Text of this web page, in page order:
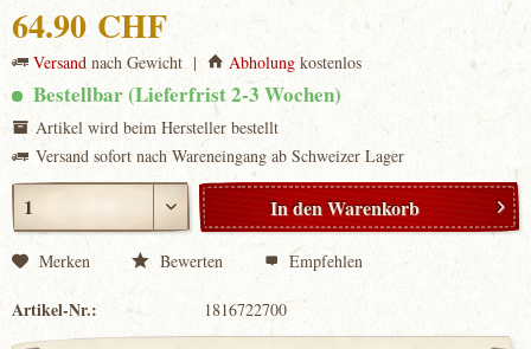
64.90 CHF
Versandnach Gewicht | Abholungkostenlos
Bestellbar (Lieferfrist 2-3 Wochen)
Artikel wird beim Hersteller bestellt
Versand sofort nach Wareneingang ab Schweizer Lager
In denWarenkorb
Merken Bewerten Empfehlen
Artikel-Nr.: 1816722700